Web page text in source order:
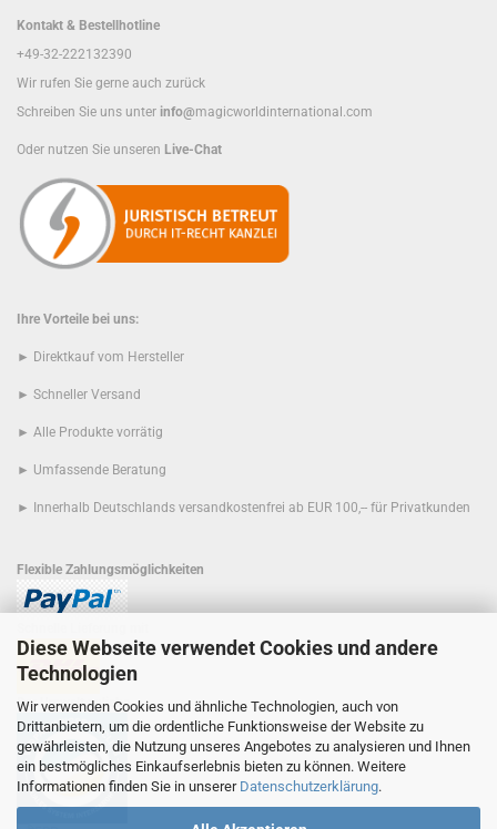
Diese Webseite verwendet Cookies und andere
Technologien
Wir verwenden Cookies und ähnliche Technologien, auch von
Drittanbietern, um die ordentliche Funktionsweise der Website zu
gewährleisten, die Nutzung unseres Angebotes zu analysieren und Ihnen
ein bestmögliches Einkaufserlebnis bieten zu können. Weitere
Informationen finden Sie in unserer Datenschutzerklärung.
Kontakt & Bestellhotline
+49-32-222132390
Wir rufen Sie gerne auch zurück
Schreiben Sie uns unter info@magicworldinternational.com
Oder nutzen Sie unseren Live-Chat
Ihre Vorteile bei uns:
► Direktkauf vom Hersteller
► Schneller Versand
► Alle Produkte vorrätig
► Umfassende Beratung
► Innerhalb Deutschlands versandkostenfrei ab EUR 100,-- für Privatkunden
Flexible Zahlungsmöglichkeiten
Der Umwelt zuliebe